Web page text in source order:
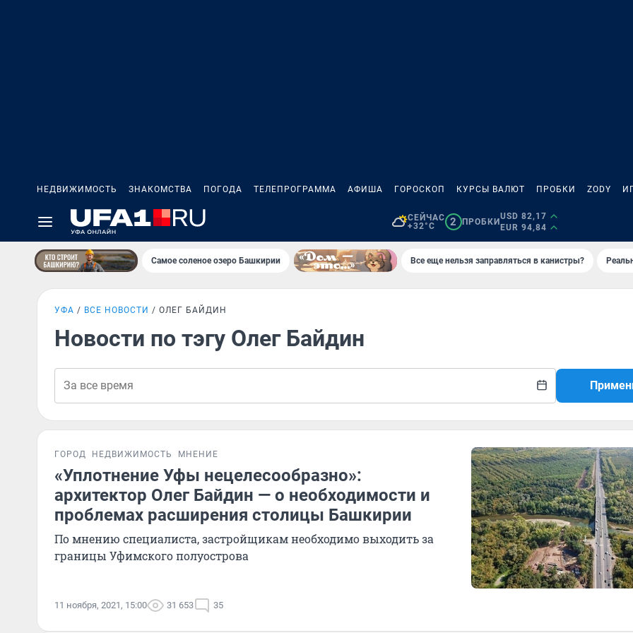
НЕДВИЖИМОСТЬ ЗНАКОМСТВА ПОГОДА ТЕЛЕПРОГРАММА АФИША ГОРОСКОП КУРСЫ ВАЛЮТ ПРОБКИ ZODY
СЕЙЧАС
+32°C
2 ПРОБКИ
USD 82,17
EUR 94,84
Самое соленое озеро Башкирии Все еще нельзя заправляться в канистры?
УФА ВСЕ НОВОСТИ ОЛЕГ БАЙДИН
Новости по тэгу Олег Байдин
ГОРОД НЕДВИЖИМОСТЬ МНЕНИЕ
«Уплотнение Уфы нецелесообразно»:
архитектор Олег Байдин — о необходимости и
проблемах расширения столицы Башкирии
По мнению специалиста, застройщикам необходимо выходить за
границы Уфимского полуострова
11 ноября, 2021, 15:00 31 653 35